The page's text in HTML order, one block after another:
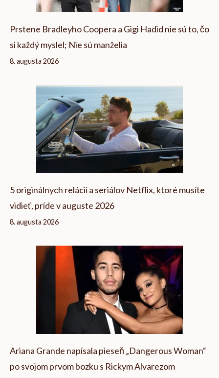
Prstene Bradleyho Coopera a Gigi Hadid nie sú to, čo
si každý myslel; Nie sú manželia
8. augusta 2026
5 originálnych relácií a seriálov Netflix, ktoré musíte
vidieť, príde v auguste 2026
8. augusta 2026
Ariana Grande napísala pieseň „Dangerous Woman“
po svojom prvom bozku s Rickym Alvarezom